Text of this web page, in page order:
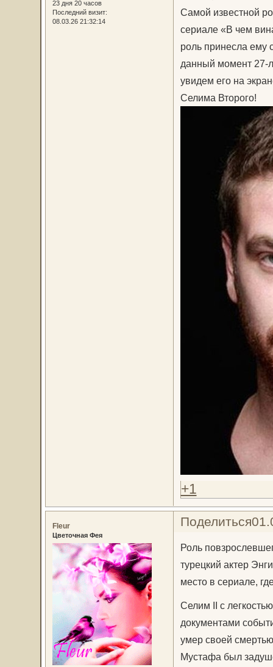
23 дня 20 часов
Последний визит:
08.03.26 21:32:14
Самой известной
сериале «В чем
роль принесла ему
данный момент 27-
увидем его на
Селима Второго!
+1
Поделиться
Fleur
Цветочная Фея
Роль
турецкий актер
место в сериале,
Селим II с
документами
умер своей
Мустафа был